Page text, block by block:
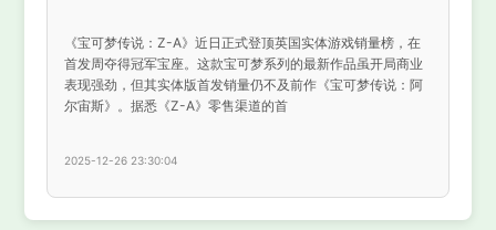
《宝可梦传说：Z-A》近日正式登顶英国实体游戏销量榜，在
首发周夺得冠军宝座。这款宝可梦系列的最新作品虽开局商业
表现强劲，但其实体版首发销量仍不及前作《宝可梦传说：阿
尔宙斯》。据悉《Z-A》零售渠道的首
2025-12-26 23:30:04